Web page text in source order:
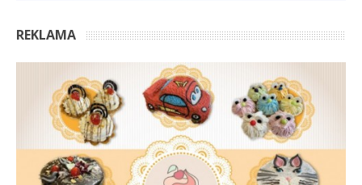
REKLAMA